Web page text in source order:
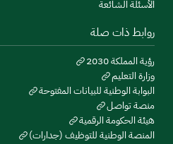
الأسئلة الشائعة
روابط ذات صلة
رؤية المملكة 2030
وزارة التعليم
البوابة الوطنية للبيانات المفتوحة
منصة تواصل
هيئة الحكومة الرقمية
المنصة الوطنية للتوظيف (جدارات)